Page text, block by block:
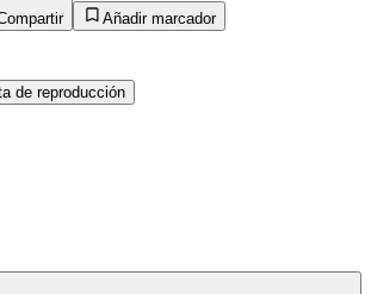
Añadir marcador
de reproducción